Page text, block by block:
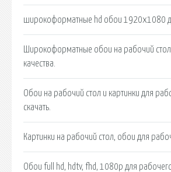
широкоформатные hd обои 1920х1080
Широкоформатные обои на рабочий
качества.
Обои на рабочий стол и картинки для
скачать.
Картинки на рабочий стол, обои для
Обои full hd, hdtv, fhd, 1080p для рабочего